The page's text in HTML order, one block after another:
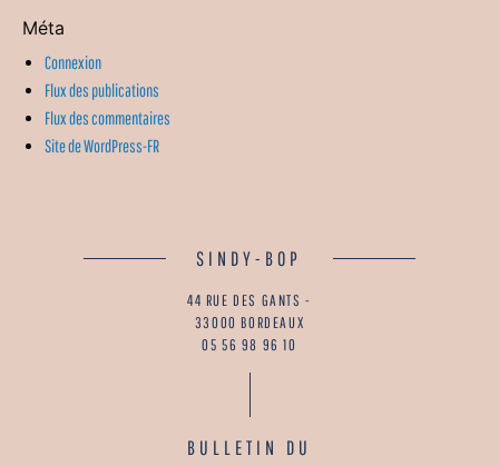
Méta
Connexion
Flux des publications
Flux des commentaires
Site de WordPress-FR
SINDY-BOP
44 RUE DES GANTS -
33000 BORDEAUX
05 56 98 96 10
BULLETIN DU